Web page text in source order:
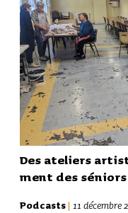
Des ateliers
ment des séniors
Podcasts 11 décembre